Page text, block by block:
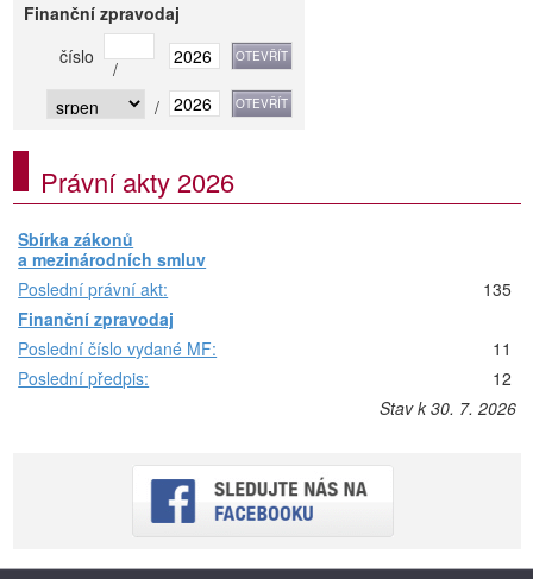
Finanční zpravodaj
číslo
/
/
Právní akty 2026
Sbírka zákonů
a mezinárodních smluv
Poslední právní akt:
135
Finanční zpravodaj
Poslední číslo vydané MF:
11
Poslední předpis:
12
Stav k 30. 7. 2026